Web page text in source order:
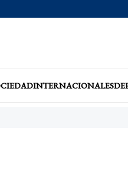
INTERNACIONALES